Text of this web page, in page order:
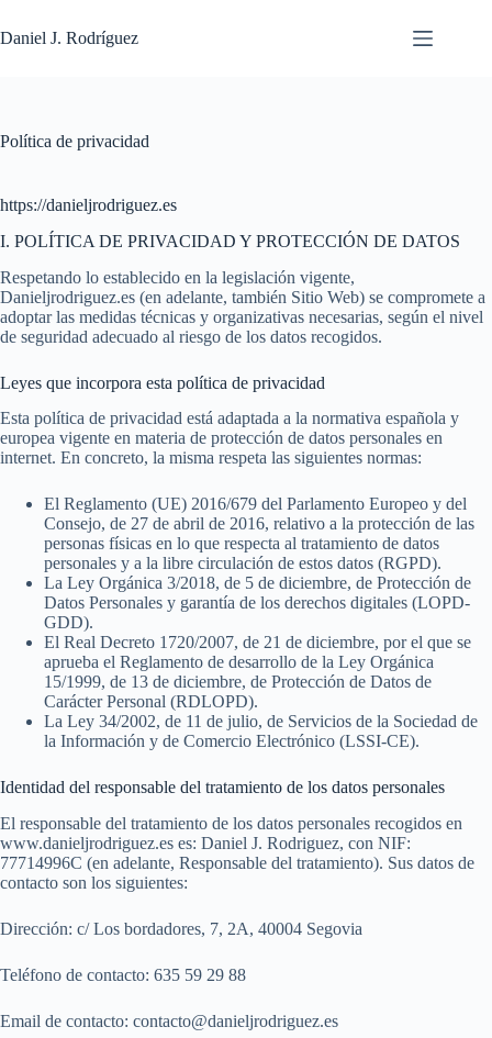
al
contenido
Daniel J. Rodríguez
Política de privacidad
https://danieljrodriguez.es
I. POLÍTICA DE PRIVACIDAD Y PROTECCIÓN DE DATOS
Respetando lo establecido en la legislación vigente,
Danieljrodriguez.es (en adelante, también Sitio Web) se compromete a
adoptar las medidas técnicas y organizativas necesarias, según el nivel
de seguridad adecuado al riesgo de los datos recogidos.
Leyes que incorpora esta política de privacidad
Esta política de privacidad está adaptada a la normativa española y
europea vigente en materia de protección de datos personales en
internet. En concreto, la misma respeta las siguientes normas:
El Reglamento (UE) 2016/679 del Parlamento Europeo y del
Consejo, de 27 de abril de 2016, relativo a la protección de las
personas físicas en lo que respecta al tratamiento de datos
personales y a la libre circulación de estos datos (RGPD).
La Ley Orgánica 3/2018, de 5 de diciembre, de Protección de
Datos Personales y garantía de los derechos digitales (LOPD-
GDD).
El Real Decreto 1720/2007, de 21 de diciembre, por el que se
aprueba el Reglamento de desarrollo de la Ley Orgánica
15/1999, de 13 de diciembre, de Protección de Datos de
Carácter Personal (RDLOPD).
La Ley 34/2002, de 11 de julio, de Servicios de la Sociedad de
la Información y de Comercio Electrónico (LSSI-CE).
Identidad del responsable del tratamiento de los datos personales
El responsable del tratamiento de los datos personales recogidos en
www.danieljrodriguez.es es: Daniel J. Rodriguez, con NIF:
77714996C (en adelante, Responsable del tratamiento). Sus datos de
contacto son los siguientes:
Dirección: c/ Los bordadores, 7, 2A, 40004 Segovia
Teléfono de contacto: 635 59 29 88
Email de contacto: contacto@danieljrodriguez.es